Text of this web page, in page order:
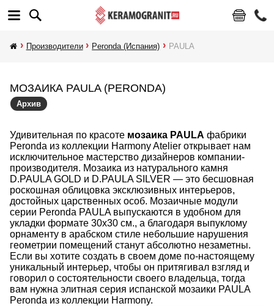
Производители Peronda (Испания) PAULA
МОЗАИКА PAULA (PERONDA)
Архив
Удивительная по красоте мозаика PAULA фабрики
Peronda из коллекции Harmony Atelier открывает нам
исключительное мастерство дизайнеров компании-
производителя. Мозаика из натурального камня
D.PAULA GOLD и D.PAULA SILVER — это бесшовная
роскошная облицовка эксклюзивных интерьеров,
достойных царственных особ. Мозаичные модули
серии Peronda PAULA выпускаются в удобном для
укладки формате 30x30 см., а благодаря выпуклому
орнаменту в арабском стиле небольшие нарушения
геометрии помещений станут абсолютно незаметны.
Если вы хотите создать в своем доме по-настоящему
уникальный интерьер, чтобы он притягивал взгляд и
говорил о состоятельности своего владельца, тогда
вам нужна элитная серия испанской мозаики PAULA
Peronda из коллекции Harmony.